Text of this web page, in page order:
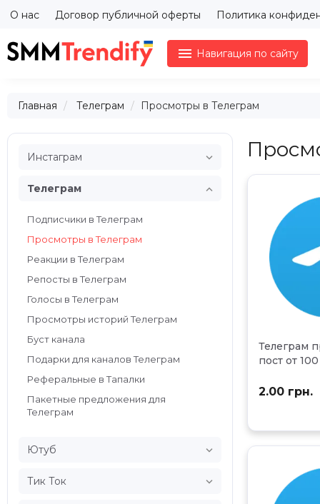
О нас Договор публичной оферты Политика
 Навигация по сайту
Главная Телеграм Просмотры в Телеграм
Инстаграм 
Телеграм 
Подписчики в Телеграм
Просмотры в Телеграм
Реакции в Телеграм
Репосты в Телеграм
Голосы в Телеграм
Просмотры историй Телеграм
Буст канала
Подарки для каналов Телеграм
Реферальные в Тапалки
Пакетные предложения для
Телеграм
Ютуб 
Тик Ток 
Телеграм
пост от
2.00 грн.